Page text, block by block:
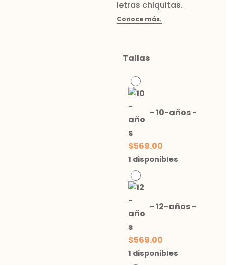
Tallas
-10-años-
$569.00
1 disponibles
-12-años-
$569.00
1 disponibles